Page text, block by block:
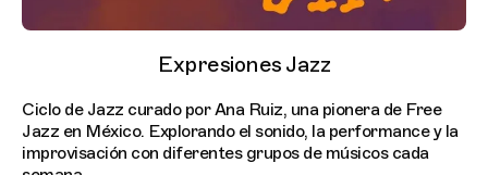
Expresiones Jazz
Ciclo de Jazz curado por Ana Ruiz, una pionera de Free
Jazz en México. Explorando el sonido, la performance y la
improvisación con diferentes grupos de músicos cada